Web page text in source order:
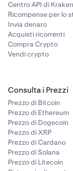
Centro API di Kraken
Ricompense per lo
Invia denaro
Acquisti ricorrenti
Compra Crypto
Vendi crypto
Consulta i Prezzi
Prezzo di Bitcoin
Prezzo di Ethereum
Prezzo di Dogecoin
Prezzo di XRP
Prezzo di Cardano
Prezzo di Solana
Prezzo di Litecoin